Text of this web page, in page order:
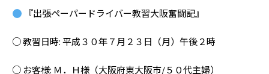
『出張ペーパードライバー教習大阪奮闘記』
○ 教習日時: 平成３０年７月２３日（月）午後２時
○ お客様: Ｍ．Ｈ様（大阪府東大阪市/５０代主婦）